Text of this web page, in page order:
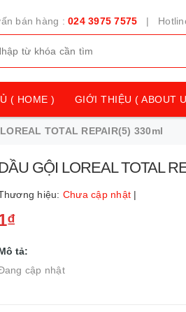
bán hàng : 024 3975 7575 |
( HOME ) GIỚI THIỆU ( ABOUT
TOTAL REPAIR(5) 330ml
GỘI LOREAL TOTAL
hiệu: Chưa cập nhật |
tả:
cập nhật